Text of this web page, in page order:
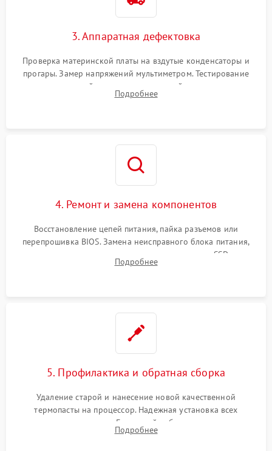
3. Аппаратная дефектовка
Проверка материнской платы на вздутые конденсаторы и
прогары. Замер напряжений мультиметром. Тестирование
оперативной памяти и накопителей с помощью
диагностического ПО для выявления сбойных секторов и
Подробнее
4. Ремонт и замена компонентов
Восстановление цепей питания, пайка разъемов или
перепрошивка BIOS. Замена неисправного блока питания,
видеокарты, процессора или установка нового SSD для
восстановления и повышения скорости работы системы.
Подробнее
5. Профилактика и обратная сборка
Удаление старой и нанесение новой качественной
термопасты на процессор. Надежная установка всех
комплектующих в слоты. Грамотный кабель-менеджмент для
обеспечения правильной циркуляции воздуха внутри
Подробнее